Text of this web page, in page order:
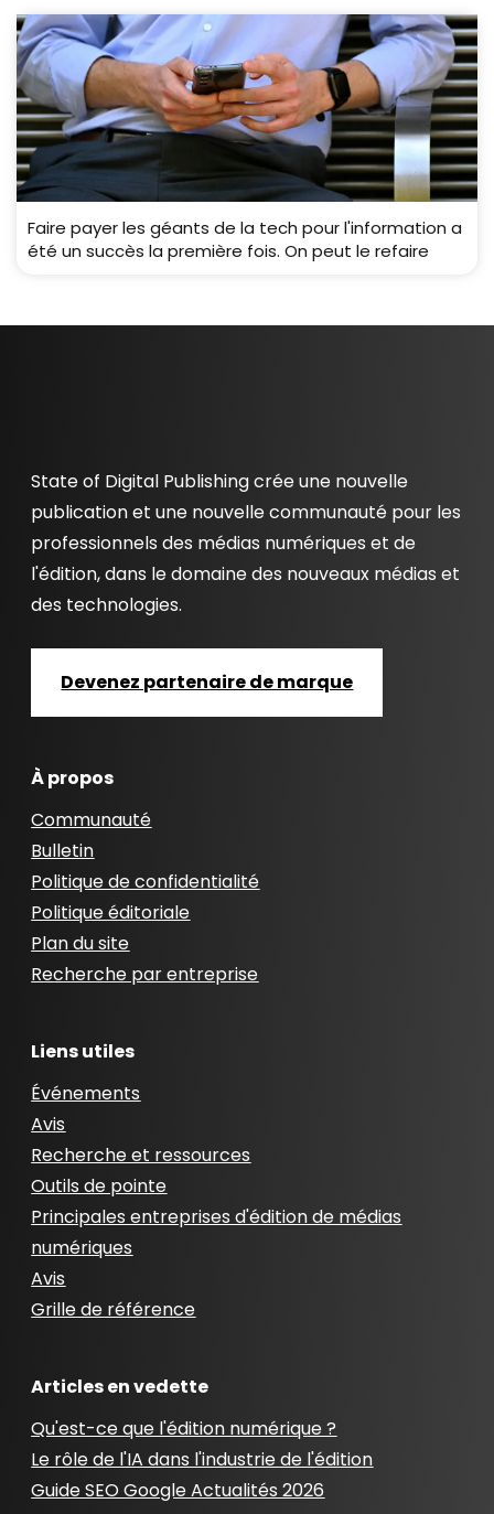
Faire payer les géants de la tech pour l'information a
été un succès la première fois. On peut le refaire
State of Digital Publishing crée une nouvelle
publication et une nouvelle communauté pour les
professionnels des médias numériques et de
l'édition, dans le domaine des nouveaux médias et
des technologies.
Devenez partenaire de marque
À propos
Communauté
Bulletin
Politique de confidentialité
Politique éditoriale
Plan du site
Recherche par entreprise
Liens utiles
Événements
Avis
Recherche et ressources
Outils de pointe
Principales entreprises d'édition de médias
numériques
Avis
Grille de référence
Articles en vedette
Qu'est-ce que l'édition numérique ?
Le rôle de l'IA dans l'industrie de l'édition
Guide SEO Google Actualités 2026